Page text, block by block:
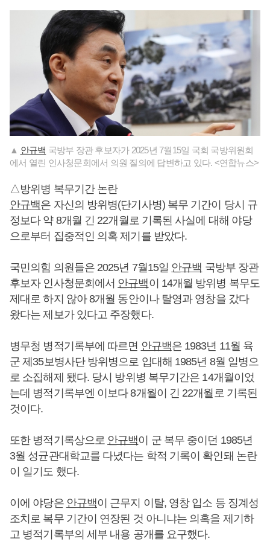
▲ 안규백 국방부 장관 후보자가 2025년 7월15일 국회 국방위원회
에서 열린 인사청문회에서 의원 질의에 답변하고 있다. <연합뉴스>
△방위병 복무기간 논란
안규백은 자신의 방위병(단기사병) 복무 기간이 당시 규
정보다 약 8개월 긴 22개월로 기록된 사실에 대해 야당
으로부터 집중적인 의혹 제기를 받았다.
국민의힘 의원들은 2025년 7월15일 안규백 국방부 장관
후보자 인사청문회에서 안규백이 14개월 방위병 복무도
제대로 하지 않아 8개월 동안이나 탈영과 영창을 갔다
왔다는 제보가 있다고 주장했다.
병무청 병적기록부에 따르면 안규백은 1983년 11월 육
군 제35보병사단 방위병으로 입대해 1985년 8월 일병으
로 소집해제 됐다. 당시 방위병 복무기간은 14개월이었
는데 병적기록부엔 이보다 8개월이 긴 22개월로 기록된
것이다.
또한 병적기록상으로 안규백이 군 복무 중이던 1985년
3월 성균관대학교를 다녔다는 학적 기록이 확인돼 논란
이 일기도 했다.
이에 야당은 안규백이 근무지 이탈, 영창 입소 등 징계성
조치로 복무 기간이 연장된 것 아니냐는 의혹을 제기하
고 병적기록부의 세부 내용 공개를 요구했다.